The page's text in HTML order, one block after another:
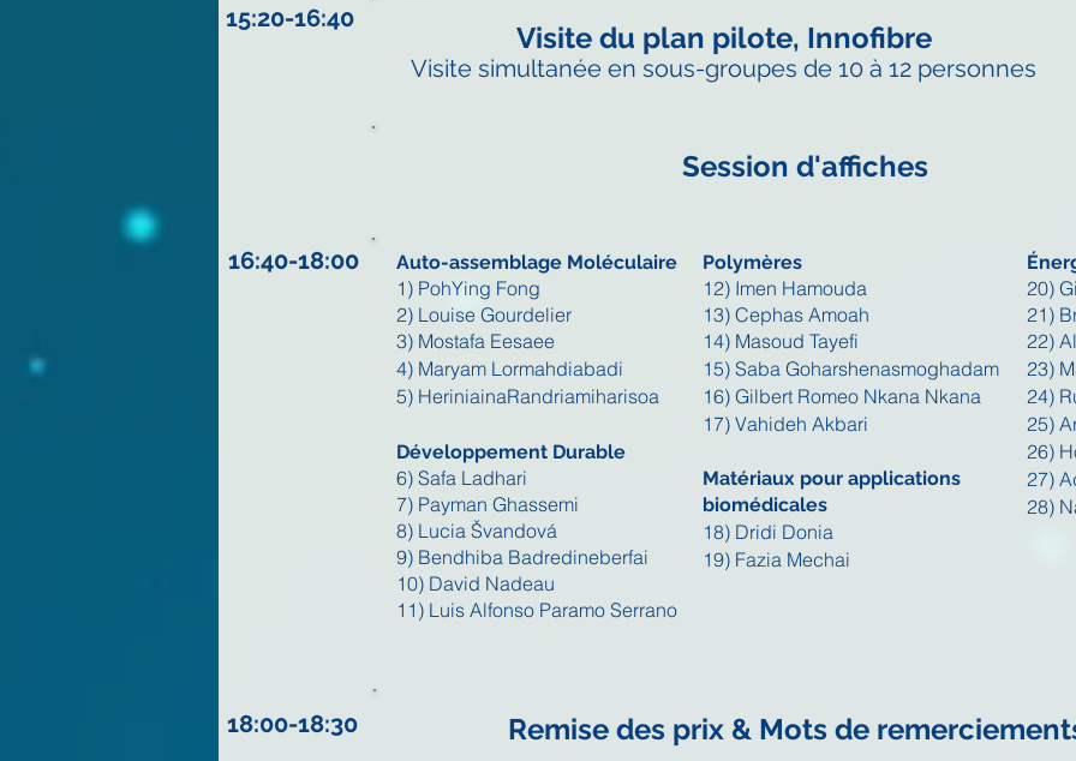
15:20-16:40
16:40-18:00
18:00-18:30
Visite du plan pilote, Innofibre
Visite simultanée en sous-groupes de 10 à 12 personnes
Session d'affiches
Auto-assemblage Moléculaire
1) PohYing Fong
2) Louise Gourdelier
3) Mostafa Eesaee
4) Maryam Lormahdiabadi
5) HeriniainaRandriamiharisoa
Développement Durable
6) Safa Ladhari
7) Payman Ghassemi
8) Lucia Švandová
9) Bendhiba Badredineberfai
10) David Nadeau
11) Luis Alfonso Paramo Serrano
Polymères
12) Imen Hamouda
13) Cephas Amoah
14) Masoud Tayefi
15) Saba Goharshenasmoghadam
16) Gilbert Romeo Nkana Nkana
17) Vahideh Akbari
Matériaux pour applications
biomédicales
18) Dridi Donia
19) Fazia Mechai
20)
21)
22)
23)
24)
25)
26)
27)
28)
Remise des prix & Mots de